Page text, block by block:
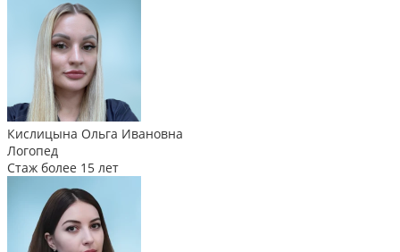
Кислицына Ольга Ивановна
Логопед
Стаж более 15 лет